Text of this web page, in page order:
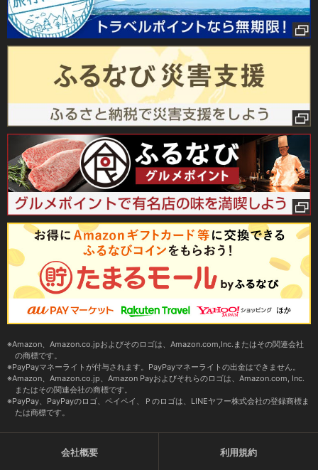
Amazon、Amazon.co.jpおよびそのロゴは、Amazon.com,Inc.またはその関連会社
の商標です。
PayPayマネーライトが付与されます。PayPayマネーライトの出金はできません。
Amazon、Amazon.co.jp、Amazon Payおよびそれらのロゴは、Amazon.com, Inc.
またはその関連会社の商標です。
PayPay、PayPayのロゴ、ペイペイ、Ｐのロゴは、LINEヤフー株式会社の登録商標ま
たは商標です。
会社概要 利用規約